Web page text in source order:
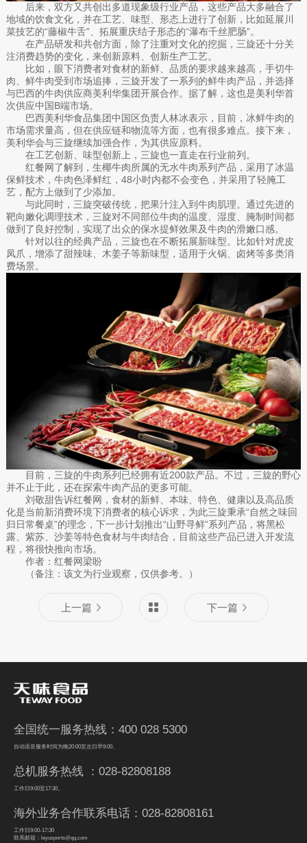
后来，双方又共创出多道现象级行业产品，这些产品大多融合了
地域的饮食文化，并在工艺、味型、形态上进行了创新，比如延展川
菜技艺的“藤椒牛舌”、拓展重庆结子形态的“瀑布千丝肥肠”。
在产品研发和共创方面，除了注重对文化的挖掘，三旋还十分关
注消费趋势的变化，来创新原料、创新生产工艺。
比如，眼下消费者对食材的新鲜、品质的要求越来越高，手切牛
肉、鲜牛肉受到市场追捧，三旋开发了一系列的鲜牛肉产品，并选择
与巴西的牛肉供应商美利华集团开展合作。据了解，这也是美利华首
次供应中国B端市场。
巴西美利华食品集团中国区负责人林冰表示，目前，冰鲜牛肉的
市场需求量高，但在供应链和物流等方面，也有很多难点。接下来，
美利华会与三旋继续加强合作，为其供应原料。
在工艺创新、味型创新上，三旋也一直走在行业前列。
红餐网了解到，生椰牛肉所属的无水牛肉系列产品，采用了冰温
保鲜技术，牛肉色泽鲜红，48小时内都不会变色，并采用了轻腌工
艺，配方上做到了少添加。
与此同时，三旋突破传统，把果汁注入到牛肉肌理。通过先进的
靶向嫩化调理技术，三旋对不同部位牛肉的温度、湿度、腌制时间都
做到了良好控制，实现了出众的保水提鲜效果及牛肉的滑嫩口感。
针对以往的经典产品，三旋也在不断拓展新味型。比如针对虎皮
凤爪，增添了甜辣味、木姜子等新味型，适用于火锅、卤烤等多类消
费场景。
目前，三旋的牛肉系列已经拥有近200款产品。不过，三旋的野心
并不止于此，还在探索牛肉产品的更多可能。
刘敬甜告诉红餐网，食材的新鲜、本味、特色、健康以及高品质
化是当前新消费环境下消费者的核心诉求，为此三旋秉承“自然之味回
归日常餐桌”的理念，下一步计划推出“山野寻鲜”系列产品，将黑松
露、紫苏、沙姜等特色食材与牛肉结合，目前这些产品已进入开发流
程，将很快推向市场。
作者：红餐网梁盼
（备注：该文为行业观察，仅供参考。）
上一篇 下一篇
全国统一服务热线：400 028 5300
自动语音服务时间为晚20:00至次日早9:00。
总机服务热线 ：028-82808188
工作日9:00至17:30。
海外业务合作联系电话：028-82808161
工作日9:00-17:30
联系邮箱：leyusports@qq.com